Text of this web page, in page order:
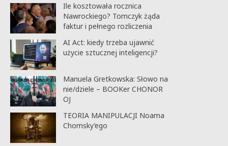
Ile kosztowała rocznica
Nawrockiego? Tomczyk żąda
faktur i pełnego rozliczenia
AI Act: kiedy trzeba ujawnić
użycie sztucznej inteligencji?
Manuela Gretkowska: Słowo na
nie/dziele – BOOKer CHONOR
OJ
TEORIA MANIPULACJI Noama
Chomsky’ego